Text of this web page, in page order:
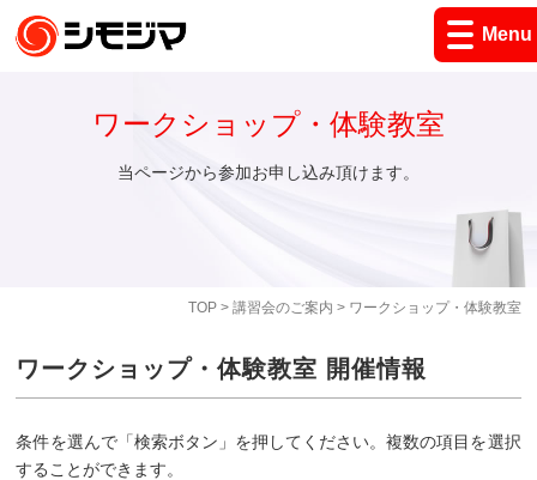
Menu
TOP> 講習会のご案内 > ワークショップ・体験教室
ワークショップ・体験教室
当ページから参加お申し込み頂けます。
ワークショップ・体験教室 開催情報
条件を選んで「検索ボタン」を押してください。複数の項目を選択
することができます。